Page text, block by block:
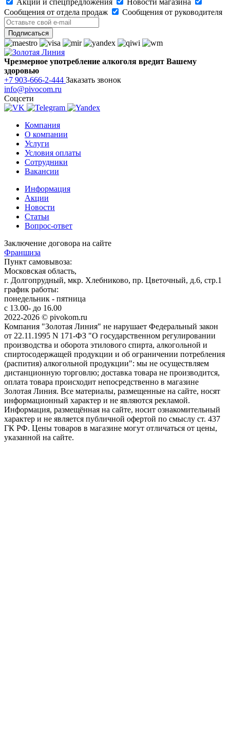
Акции и спецпредложения
Новости магазина
Сообщения от отдела продаж
Сообщения от руководителя
Чрезмерное употребление алкоголя вредит Вашему
здоровью
+7 903-666-2-444 Заказать звонок
info@pivocom.ru
Соцсети
Компания
О компании
Услуги
Условия оплаты
Сотрудники
Вакансии
Информация
Акции
Новости
Статьи
Вопрос-ответ
Заключение договора на сайте
Франшиза
Пункт самовывоза:
Московская область,
г. Долгопрудный, мкр. Хлебниково, пр. Цветочный, д.6, стр.1
график работы:
понедельник - пятница
с 13.00- до 16.00
2022-2026 © pivokom.ru
Компания "Золотая Линия" не нарушает Федеральный закон
от 22.11.1995 N 171-ФЗ "О государственном регулировании
производства и оборота этилового спирта, алкогольной и
спиртосодержащей продукции и об ограничении потребления
(распития) алкогольной продукции": мы не осуществляем
дистанционную торговлю; доставка товара не производится,
оплата товара происходит непосредственно в магазине
Золотая Линия. Все материалы, размещенные на сайте, носят
информационный характер и не являются рекламой.
Информация, размещённая на сайте, носит ознакомительный
характер и не является публичной офертой по смыслу ст. 437
ГК РФ. Цены товаров в магазине могут отличаться от цены,
указанной на сайте.